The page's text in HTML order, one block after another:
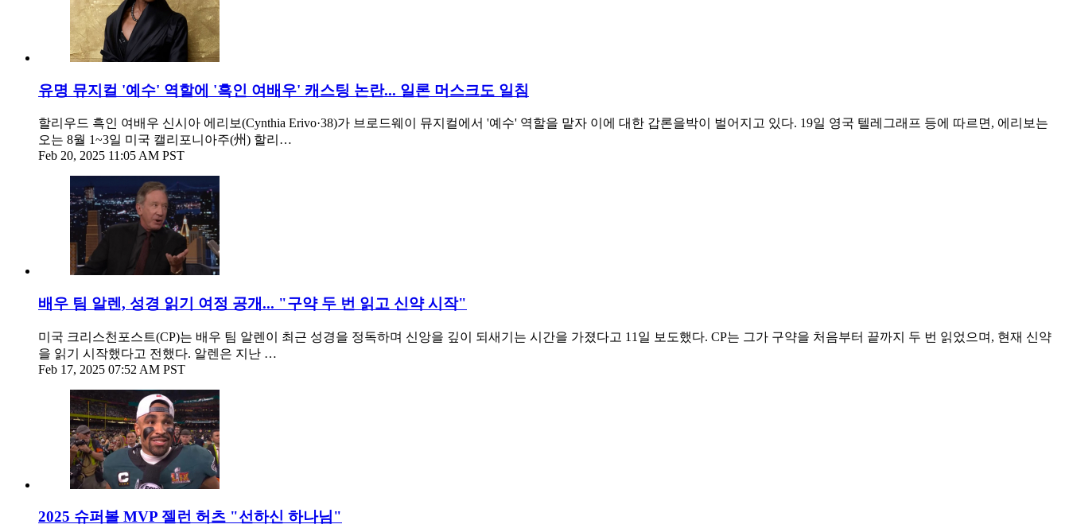
유명 뮤지컬 '예수' 역할에 '흑인 여배우' 캐스팅 논란... 일론 머스크도 일침
할리우드 흑인 여배우 신시아 에리보(Cynthia Erivo·38)가 브로드웨이 뮤지컬에서 '예수' 역할을 맡자 이에 대한 갑론을박이 벌어지고 있다. 19일 영국 텔레그래프 등에 따르면, 에리보는
오는 8월 1~3일 미국 캘리포니아주(州) 할리…
Feb 20, 2025 11:05 AM PST
배우 팀 알렌, 성경 읽기 여정 공개... "구약 두 번 읽고 신약 시작"
미국 크리스천포스트(CP)는 배우 팀 알렌이 최근 성경을 정독하며 신앙을 깊이 되새기는 시간을 가졌다고 11일 보도했다. CP는 그가 구약을 처음부터 끝까지 두 번 읽었으며, 현재 신약
을 읽기 시작했다고 전했다. 알렌은 지난 …
Feb 17, 2025 07:52 AM PST
2025 슈퍼볼 MVP 젤런 허츠 "선하신 하나님"